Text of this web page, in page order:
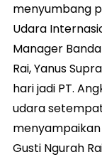
menyumbang
Udara
Manager
Rai, Yanus
hari jadi PT.
udara
menyampaikan
Gusti Ngurah